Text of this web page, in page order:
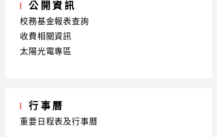
公開資訊
校務基金報表查詢
收費相關資訊
太陽光電專區
行事曆
重要日程表及行事曆